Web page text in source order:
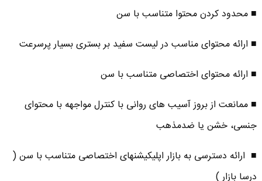
■ محدود کردن محتوا متناسب با سن
■ ارائه محتوای مناسب در لیست سفید بر بستری بسیار پرسرعت
■ ارائه محتوای اختصاصی متناسب با سن
■ ممانعت از بروز آسیب­ های روانی با کنترل مواجهه با محتوای
جنسی، خشن یا ضدمذهب
■ ارائه دسترسی به بازار اپلیکیشن­های اختصاصی متناسب با سن (
درسا بازار )